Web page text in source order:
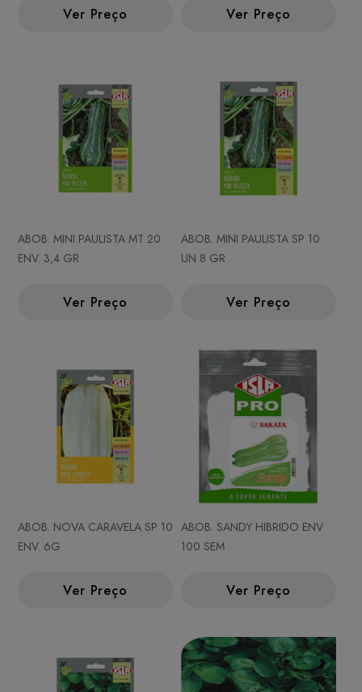
Ver Preço Ver Preço
ABOB. MINI PAULISTA MT 20
ENV. 3,4 GR
Ver Preço
ABOB. MINI PAULISTA SP 10
UN 8 GR
Ver Preço
ABOB. NOVA CARAVELA SP 10
ENV. 6G
Ver Preço
ABOB. SANDY HIBRIDO ENV
100 SEM
Ver Preço